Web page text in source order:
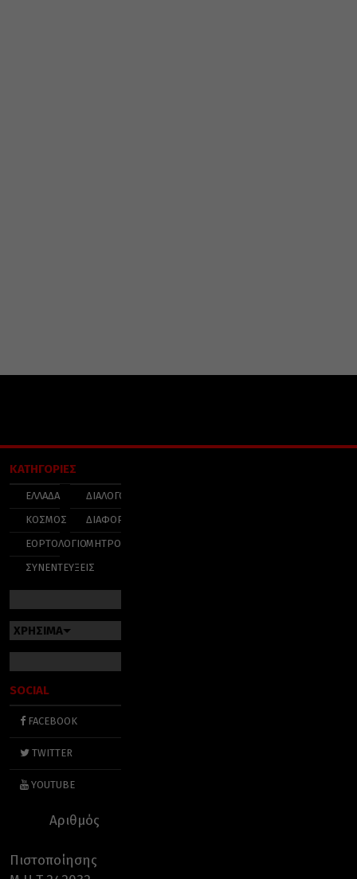
ΚΑΤΗΓΟΡΙΕΣ
ΕΛΛΑΔΑ
ΚΟΣΜΟΣ
ΕΟΡΤΟΛΟΓΙΟ
ΣΥΝΕΝΤΕΥΞΕΙΣ
ΔΙΑΛΟΓΟΣ
ΔΙΑΦΟΡΑ
ΜΗΤΡΟΠΟΛΕΙΣ
ΧΡΗΣΙΜΑ
SOCIAL
FACEBOOK
TWITTER
YOUTUBE
Αριθμός
Πιστοποίησης